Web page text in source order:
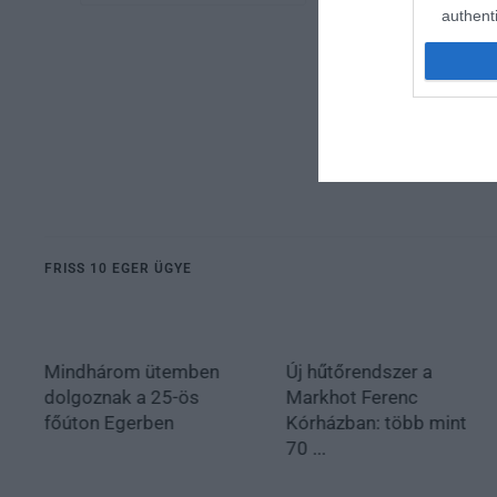
FRISS 10 EGER ÜGYE
Mindhárom ütemben
dolgoznak a 25-ös
főúton Egerben
Új hűtőrendszer a
Markhot Ferenc
Kórházban: több mint
70 ...